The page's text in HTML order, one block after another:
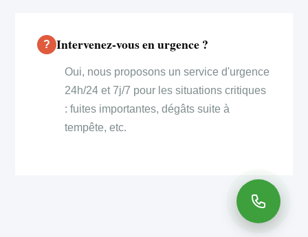
Intervenez-vous en urgence ?
Oui, nous proposons un service d'urgence
24h/24 et 7j/7 pour les situations critiques
: fuites importantes, dégâts suite à
tempête, etc.